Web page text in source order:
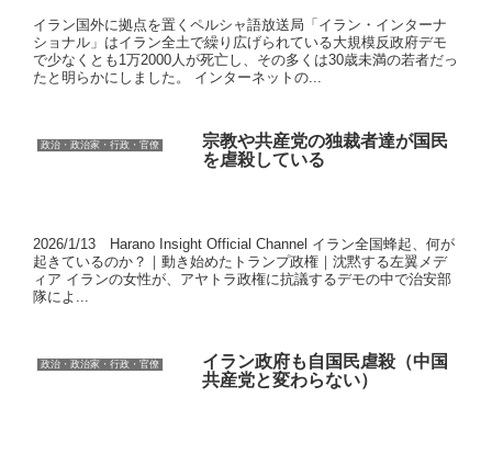
イラン国外に拠点を置くペルシャ語放送局「イラン・インターナ
ショナル」はイラン全土で繰り広げられている大規模反政府デモ
で少なくとも1万2000人が死亡し、その多くは30歳未満の若者だっ
たと明らかにしました。 インターネットの...
政治・政治家・行政・官僚
宗教や共産党の独裁者達が国民
を虐殺している
2026/1/13 Harano Insight Official Channel イラン全国蜂起、何が
起きているのか？｜動き始めたトランプ政権｜沈黙する左翼メデ
ィア イランの女性が、アヤトラ政権に抗議するデモの中で治安部
隊によ...
政治・政治家・行政・官僚
イラン政府も自国民虐殺（中国
共産党と変わらない）